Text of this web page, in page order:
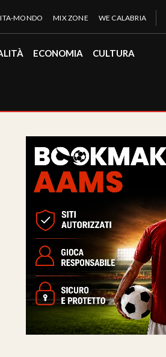
ITA-MONDO MIX ZONE WE CALABRIA
ECONOMIA CULTURA